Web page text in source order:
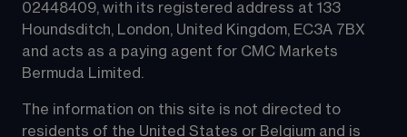
02448409, with its registered address at 133
Houndsditch, London, United Kingdom, EC3A 7BX
and acts as a paying agent for CMC Markets
Bermuda Limited.
The information on this site is not directed to
residents of the United States or Belgium and is